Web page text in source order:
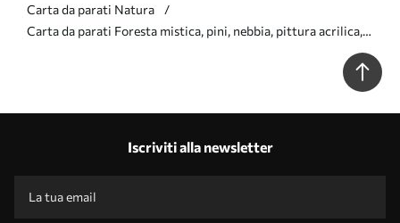
Carta da parati Natura
Carta da parati Foresta mistica, pini, nebbia, pittura acrilica,
Iscriviti alla newsletter